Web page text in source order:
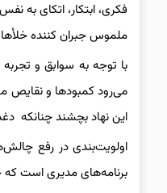
فکری، ابتکار، اتکای به
ملموس جبران کننده
با توجه به سوابق و
می‌رود کمبودها و نقایص
این نهاد بچشند چنانکه
اولویت‌بندی در رفع
برنامه‌های مدیری است که